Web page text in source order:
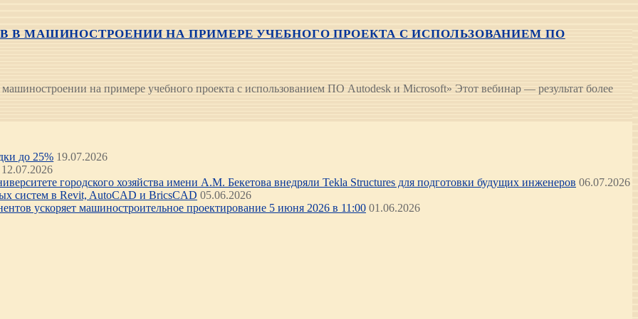
В МАШИНОСТРОЕНИИ НА ПРИМЕРЕ УЧЕБНОГО ПРОЕКТА С ИСПОЛЬЗОВАНИЕМ ПО
на примере учебного проекта с использованием ПО Autodesk и Microsoft» Этот вебинар — результат более
до 25% 19.07.2026
12.07.2026
городского хозяйства имени А.М. Бекетова внедряли Tekla Structures для подготовки будущих инженеров 06.07.2026
систем в Revit, AutoCAD и BricsCAD 05.06.2026
ускоряет машиностроительное проектирование 5 июня 2026 в 11:00 01.06.2026